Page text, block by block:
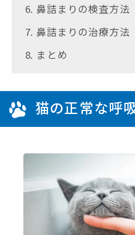
6. 鼻詰まりの検査方法
7. 鼻詰まりの治療方法
8. まとめ
猫の正常な呼